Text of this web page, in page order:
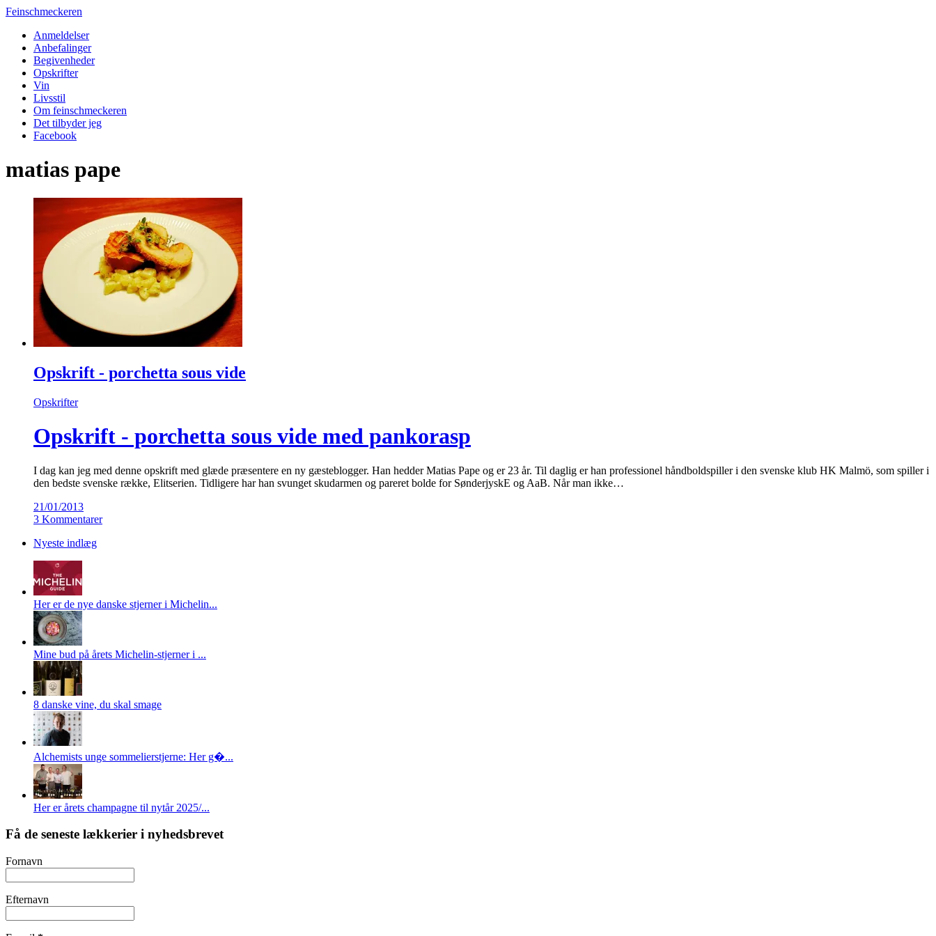
Feinschmeckeren
Anmeldelser
Anbefalinger
Begivenheder
Opskrifter
Vin
Livsstil
Om feinschmeckeren
Det tilbyder jeg
Facebook
matias pape
Opskrift - porchetta sous vide
Opskrifter
Opskrift - porchetta sous vide med pankorasp
I dag kan jeg med denne opskrift med glæde præsentere en ny gæsteblogger. Han hedder Matias Pape og er 23 år. Til daglig er han professionel håndboldspiller i den svenske klub HK Malmö, som spiller i
den bedste svenske række, Elitserien. Tidligere har han svunget skudarmen og pareret bolde for SønderjyskE og AaB. Når man ikke…
21/01/2013
3 Kommentarer
Nyeste indlæg
Her er de nye danske stjerner i Michelin...
Mine bud på årets Michelin-stjerner i ...
8 danske vine, du skal smage
Alchemists unge sommelierstjerne: Her g�...
Her er årets champagne til nytår 2025/...
Få de seneste lækkerier i nyhedsbrevet
Fornavn
Efternavn